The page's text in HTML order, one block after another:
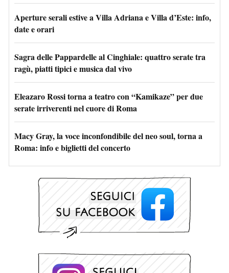
Aperture serali estive a Villa Adriana e Villa d’Este: info,
date e orari
Sagra delle Pappardelle al Cinghiale: quattro serate tra
ragù, piatti tipici e musica dal vivo
Eleazaro Rossi torna a teatro con “Kamikaze” per due
serate irriverenti nel cuore di Roma
Macy Gray, la voce inconfondibile del neo soul, torna a
Roma: info e biglietti del concerto